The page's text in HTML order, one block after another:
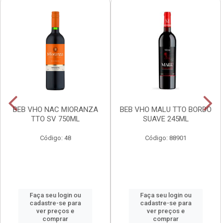
BEB VHO NAC MIORANZA
TTO SV 750ML
Código: 48
Faça seu login ou
cadastre-se para
ver preços e
comprar
BEB VHO MALU TTO BORDO
SUAVE 245ML
Código: 88901
Faça seu login ou
cadastre-se para
ver preços e
comprar